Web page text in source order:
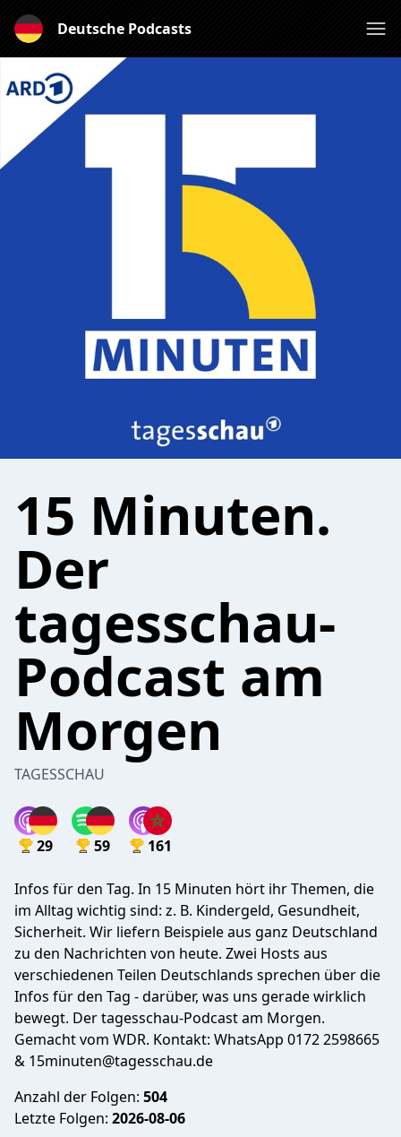
Deutsche Podcasts
15 Minuten.
Der
tagesschau-
Podcast am
Morgen
TAGESSCHAU
29 59 161
Infos für den Tag. In 15 Minuten hört ihr Themen, die
im Alltag wichtig sind: z. B. Kindergeld, Gesundheit,
Sicherheit. Wir liefern Beispiele aus ganz Deutschland
zu den Nachrichten von heute. Zwei Hosts aus
verschiedenen Teilen Deutschlands sprechen über die
Infos für den Tag - darüber, was uns gerade wirklich
bewegt. Der tagesschau-Podcast am Morgen.
Gemacht vom WDR. Kontakt: WhatsApp 0172 2598665
& 15minuten@tagesschau.de
Anzahl der Folgen: 504
Letzte Folgen: 2026-08-06